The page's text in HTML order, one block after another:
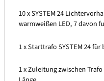
10 x SYSTEM 24
warmweißen LED, 7 davon
1 x Starttrafo SYSTEM 24 für
1 x Zuleitung zwischen